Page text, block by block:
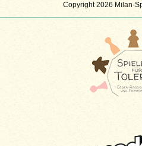
Copyright 2026 Milan-